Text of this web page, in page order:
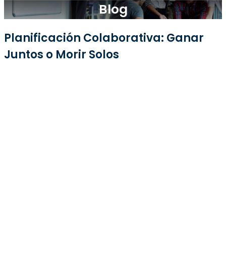
Blog
Planificación Colaborativa: Ganar
Juntos o Morir Solos